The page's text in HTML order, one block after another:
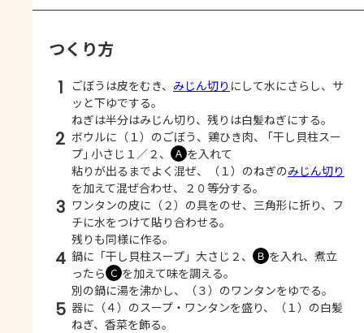
つくり方
1 ごぼうは皮をむき、 みじん切り にして水にさらし、サ
ッと下ゆでする。
ねぎは半分はみじん切り、残りは白髪ねぎにする。
2 ボウルに（１）のごぼう、鶏ひき肉、 ｢干し貝柱スー
プ｣ 小さじ１／２、
Ａ を入れて
粘りが出るまでよく混ぜ、（１）のねぎのみじん切り
を加えて混ぜ合わせ、２０等分する。
3 ワンタンの皮に（２）の具をのせ、三角形に折り、フ
チに水をつけて貼り合わせる。
残りも同様に作る。
4 鍋に「干し貝柱スープ」大さじ２、 Ｂ を入れ、煮立
ったら Ｃ を加えて味を調える。
別の鍋に湯を沸かし、（３）のワンタンをゆでる。
5 器に（４）のスープ・ワンタンを盛り、（１）の白髪
ねぎ、香菜を飾る。